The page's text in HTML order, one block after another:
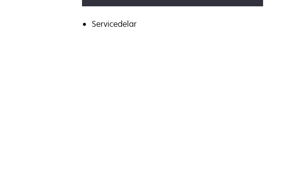
Servicedelar